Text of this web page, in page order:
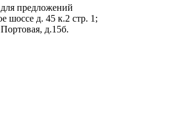
предложений
шоссе д. 45 к.2 стр. 1;
д.15б.